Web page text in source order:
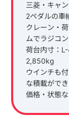
三菱・キャ
2ペダルの車
クレーン・
ムでラジコ
荷台内寸：
2,850kg
ウインチも
な積載ができ
価格・状態